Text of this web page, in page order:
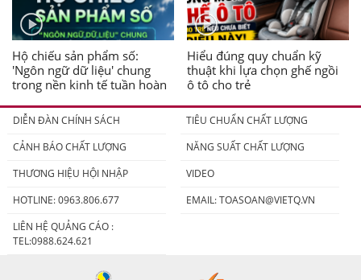
Hộ chiếu sản phẩm số:
'Ngôn ngữ dữ liệu' chung
trong nền kinh tế tuần hoàn
Hiểu đúng quy chuẩn kỹ
thuật khi lựa chọn ghế ngồi
ô tô cho trẻ
DIỄN ĐÀN CHÍNH SÁCH
TIÊU CHUẨN CHẤT LƯỢNG
CẢNH BÁO CHẤT LƯỢNG
NĂNG SUẤT CHẤT LƯỢNG
THƯƠNG HIỆU HỘI NHẬP
VIDEO
HOTLINE: 0963.806.677
EMAIL:TOASOAN@VIETQ.VN
LIÊN HỆ QUẢNG CÁO :
TEL:0988.624.621